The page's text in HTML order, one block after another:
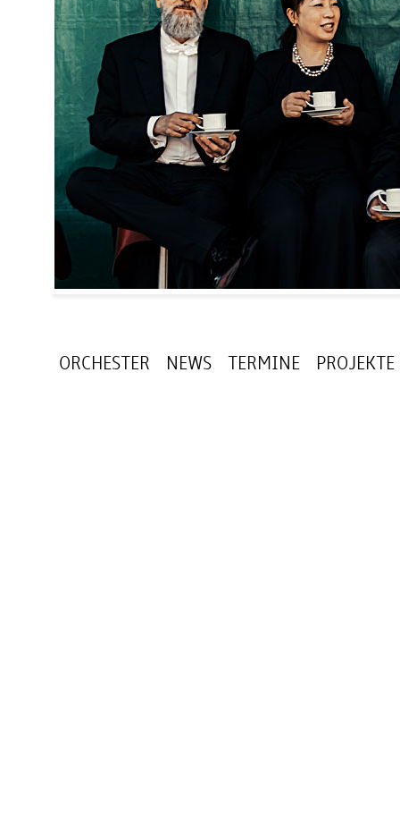
ORCHESTER NEWS TERMINE PROJEKTE